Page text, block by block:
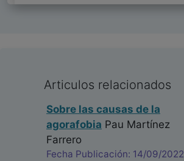
Articulos relacionados
Sobre las causas de la
agorafobia Pau Martínez
Farrero
Fecha Publicación: 14/09/2022